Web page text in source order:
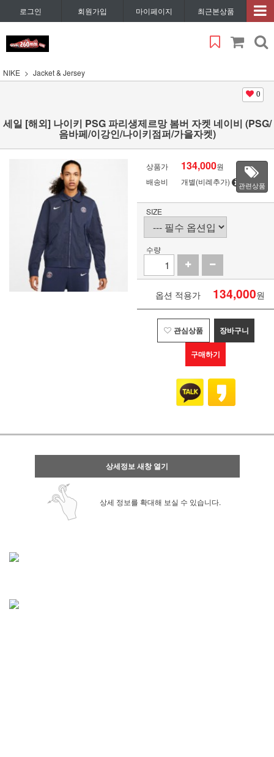
로그인 회원가입 마이페이지 최근본상품
NIKE Jacket & Jersey
0
세일 [해외] 나이키 PSG 파리생제르망 봄버 자켓 네이비 (PSG/
음바페/이강인/나이키점퍼/가을자켓)
상품가 134,000원
배송비
개별(비례추가) 관련상품
SIZE
수량
옵션 적용가 134,000원
관심상품 장바구니
구매하기
상세정보 새창 열기
상세 정보를 확대해 보실 수 있습니다.